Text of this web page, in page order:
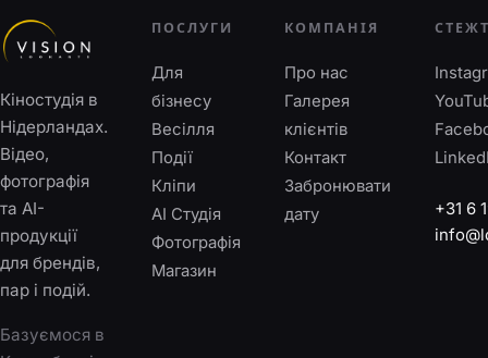
Кіностудія в
Нідерландах.
Відео,
фотографія
та AI-
продукції
для брендів,
пар і подій.
Базуємося в
ПОСЛУГИ
Для
бізнесу
Весілля
Події
Кліпи
AI Студія
Фотографія
Магазин
КОМПАНІЯ
Про нас
Галерея
клієнтів
Контакт
Забронювати
дату
+31 6